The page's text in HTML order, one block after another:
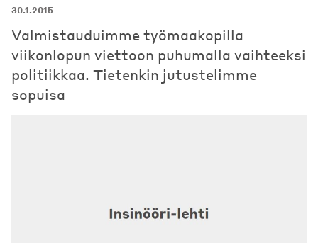
30.1.2015
Valmistauduimme työmaakopilla
viikonlopun viettoon puhumalla vaihteeksi
politiikkaa. Tietenkin jutustelimme
sopuisa